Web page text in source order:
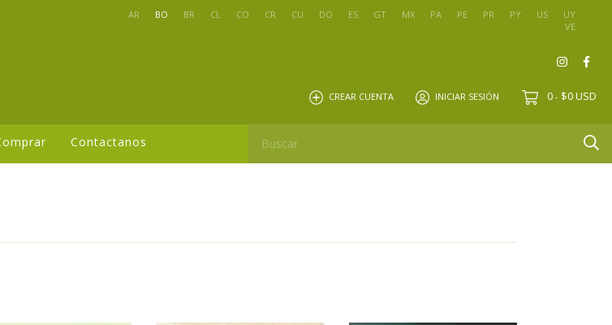
AR BO BR CL CO CR CU DO ES GT MX PA PE PR PY US
UY
VE
CREAR CUENTA INICIAR SESIÓN 0 - $0 USD
Contactanos